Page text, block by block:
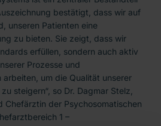
bestätigt, dass wir auf
unseren Patienten eine
zu bieten. Sie zeigt, dass wir
erfüllen, sondern auch aktiv
Prozesse und
arbeiten, um die Qualität unserer
steigern“, so Dr. Dagmar Stelz,
Chefärztin der Psychosomatischen
1 –